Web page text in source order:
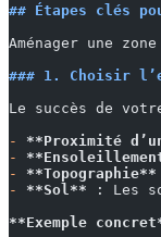
## Étapes clés
Aménager une
### 1. Choisir
Le succès de
-
**Proximité
-
-
**Topographie**
-
**Sol** : Les
**Exemple